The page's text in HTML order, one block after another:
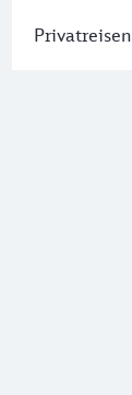
Privatreisen